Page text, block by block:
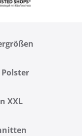
XXL